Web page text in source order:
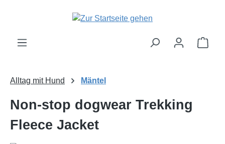
Zum Hauptinhalt springen
Alltag mit Hund Mäntel
Non-stop dogwear Trekking
Fleece Jacket